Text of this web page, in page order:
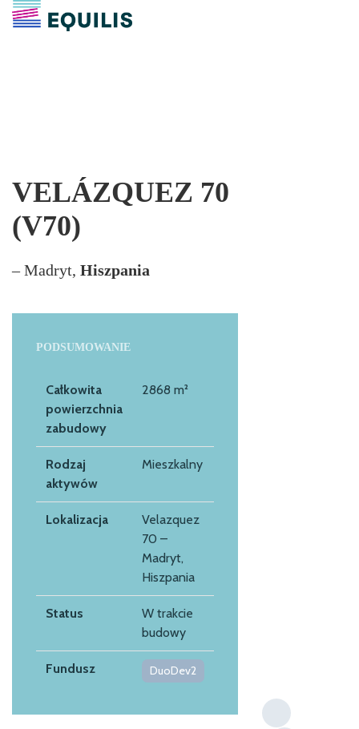
VELÁZQUEZ 70
(V70)
– Madryt, Hiszpania
PODSUMOWANIE
Całkowita
powierzchnia
zabudowy
2868 m²
Rodzaj
aktywów
Mieszkalny
Lokalizacja
Velazquez
70 –
Madryt,
Hiszpania
Status
W trakcie
budowy
Fundusz DuoDev2